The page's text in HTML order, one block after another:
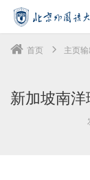
首页 主页输
新加坡南